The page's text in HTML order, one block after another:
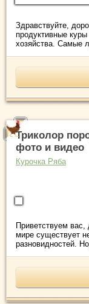
Здравствуйте,
продуктивные
хозяйства. Самые
Триколор
фото и видео
Курочка Ряба
Приветствуем
мире существует
разновидностей.